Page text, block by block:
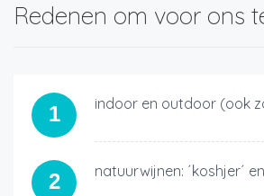
Redenen om voor ons
1 indoor en outdoor (ook
2 natuurwijnen: ´koshjer´